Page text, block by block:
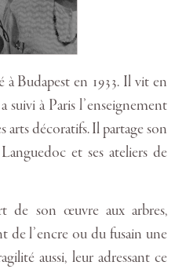
Budapest en 1933. Il vit en
suivi à Paris l’enseignement
arts décoratifs. Il partage son
et ses ateliers de
de son œuvre aux arbres,
de l’encre ou du fusain une
aussi, leur adressant ce